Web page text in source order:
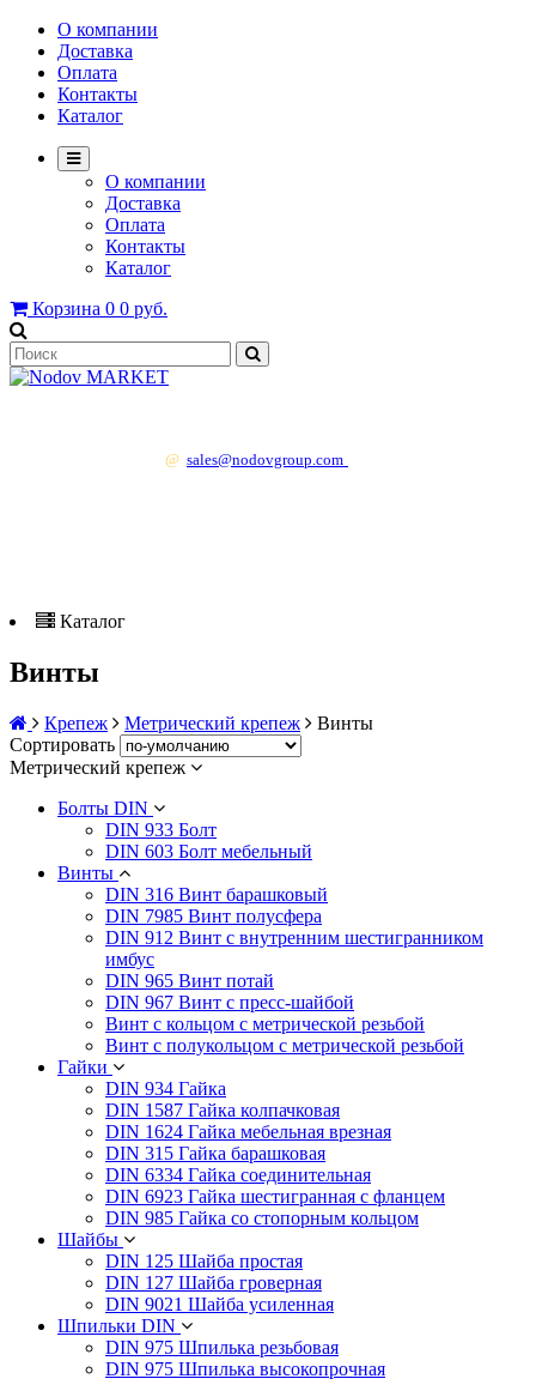
О компании
Доставка
Оплата
Контакты
Каталог
О компании
Доставка
Оплата
Контакты
Каталог
Корзина 0 0 руб.
@ sales@nodovgroup.com
Каталог
Винты
Крепеж Метрический крепеж
Винты
Сортировать
Метрический крепеж
Болты DIN
DIN 933 Болт
DIN 603 Болт мебельный
Винты
DIN 316 Винт барашковый
DIN 7985 Винт полусфера
DIN 912 Винт с внутренним шестигранником
имбус
DIN 965 Винт потай
DIN 967 Винт с пресс-шайбой
Винт с кольцом с метрической резьбой
Винт с полукольцом с метрической резьбой
Гайки
DIN 934 Гайка
DIN 1587 Гайка колпачковая
DIN 1624 Гайка мебельная врезная
DIN 315 Гайка барашковая
DIN 6334 Гайка соединительная
DIN 6923 Гайка шестигранная с фланцем
DIN 985 Гайка со стопорным кольцом
Шайбы
DIN 125 Шайба простая
DIN 127 Шайба гроверная
DIN 9021 Шайба усиленная
Шпильки DIN
DIN 975 Шпилька резьбовая
DIN 975 Шпилька высокопрочная